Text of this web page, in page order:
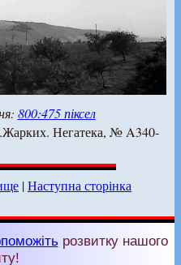
800:475 піксел
Негатека, № A340-
|Наступна сторінка
розвитку нашого